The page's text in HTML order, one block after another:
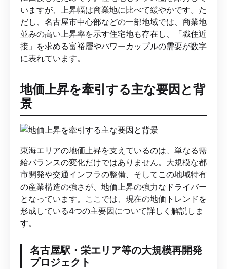
いますが、上昇幅は商業地に比べて緩やかです。た
だし、名古屋市中心部などの一部地域では、商業地
並みの高い上昇率を示す住宅地も存在し、「職住近
接」を求める富裕層やパワーカップルの需要が数字
に表れています。
地価上昇を牽引する主な要因と背
景
東海エリアの地価上昇を支えているのは、単なる需
給バランスの変化だけではありません。大規模な都
市開発や交通インフラの整備、そしてこの地域特有
の産業構造の強さが、地価上昇の強力なドライバー
となっています。ここでは、現在の地価トレンドを
形成している4つの主要因について詳しく解説しま
す。
名古屋駅・栄エリア等の大規模再開発
プロジェクト